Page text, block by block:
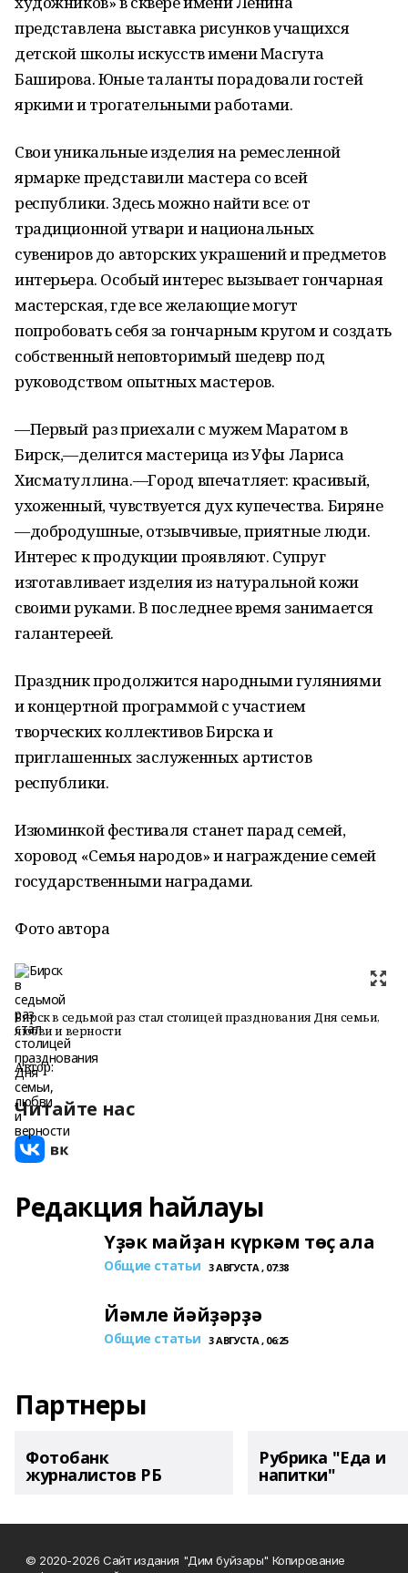
представлена выставка рисунков учащихся
детской школы искусств имени Масгута
Баширова. Юные таланты порадовали гостей
яркими и трогательными работами.
Свои уникальные изделия на ремесленной
ярмарке представили мастера со всей
республики. Здесь можно найти все: от
традиционной утвари и национальных
сувениров до авторских украшений и предметов
интерьера. Особый интерес вызывает гончарная
мастерская, где все желающие могут
попробовать себя за гончарным кругом и создать
собственный неповторимый шедевр под
руководством опытных мастеров.
—Первый раз приехали с мужем Маратом в
Бирск,—делится мастерица из Уфы Лариса
Хисматуллина.—Город впечатляет: красивый,
ухоженный, чувствуется дух купечества. Биряне
—добродушные, отзывчивые, приятные люди.
Интерес к продукции проявляют. Супруг
изготавливает изделия из натуральной кожи
своими руками. В последнее время занимается
галантереей.
Праздник продолжится народными гуляниями
и концертной программой с участием
творческих коллективов Бирска и
приглашенных заслуженных артистов
республики.
Изюминкой фестиваля станет парад семей,
хоровод «Семья народов» и награждение семей
государственными наградами.
Фото автора
Бирск в седьмой раз стал столицей празднования Дня семьи,
любви и верности
Автор:
Читайте нас
Редакция һайлауы
Үҙәк майҙан күркәм төҫ ала
Общие статьи 3 АВГУСТА , 07:38
Йәмле йәйҙәрҙә
Общие статьи 3 АВГУСТА , 06:25
Партнеры
Фотобанк
журналистов РБ
Рубрика "Еда и
напитки"
© 2020-2026 Сайт издания "Дим буйзары" Копирование